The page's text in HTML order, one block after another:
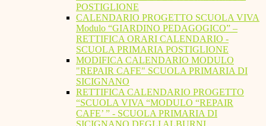
POSTIGLIONE
CALENDARIO PROGETTO SCUOLA VIVA
Modulo “GIARDINO PEDAGOGICO” –
RETTIFICA ORARI CALENDARIO -
SCUOLA PRIMARIA POSTIGLIONE
MODIFICA CALENDARIO MODULO
"REPAIR CAFE" SCUOLA PRIMARIA DI
SICIGNANO
RETTIFICA CALENDARIO PROGETTO
“SCUOLA VIVA “MODULO “REPAIR
CAFE’ ” - SCUOLA PRIMARIA DI